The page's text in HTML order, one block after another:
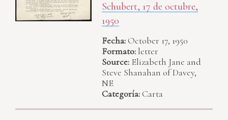
Schubert, 17 de octubre,
1950
Fecha:October 17, 1950
Formato: letter
Source: Elizabeth Jane and
Steve Shanahan of Davey,
NE
Categoría:Carta